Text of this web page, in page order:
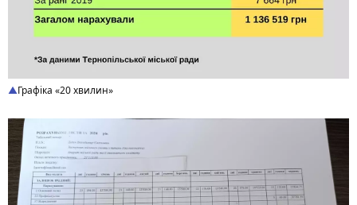
Графіка «20 хвилин»